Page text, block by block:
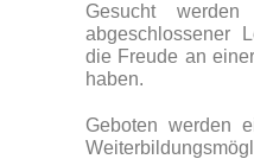
Gesucht
abgeschlossener
die Freude an
haben.
Geboten werden